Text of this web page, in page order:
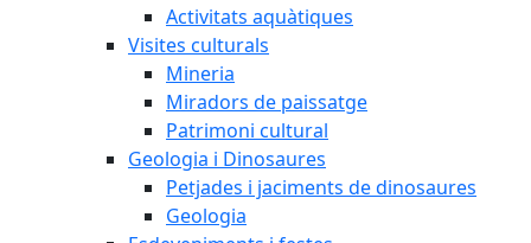
Activitats aquàtiques
Visites culturals
Mineria
Miradors de paissatge
Patrimoni cultural
Geologia i Dinosaures
Petjades i jaciments de dinosaures
Geologia